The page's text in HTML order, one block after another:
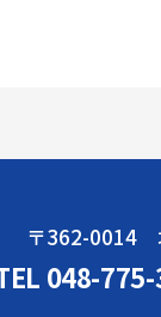
〒362-0014
048-